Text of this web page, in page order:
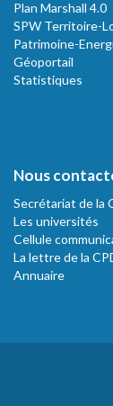
Plan Marshall 4.0
SPW Territoire-
Patrimoine-
Géoportail
Statistiques
Nous
Secrétariat de la
Les universités
Cellule
La lettre de la
Annuaire